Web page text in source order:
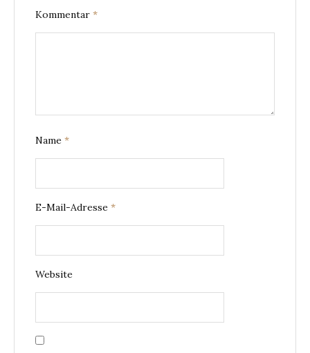
Kommentar *
Name *
E-Mail-Adresse *
Website